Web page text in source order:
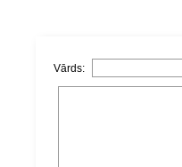
Vārds: